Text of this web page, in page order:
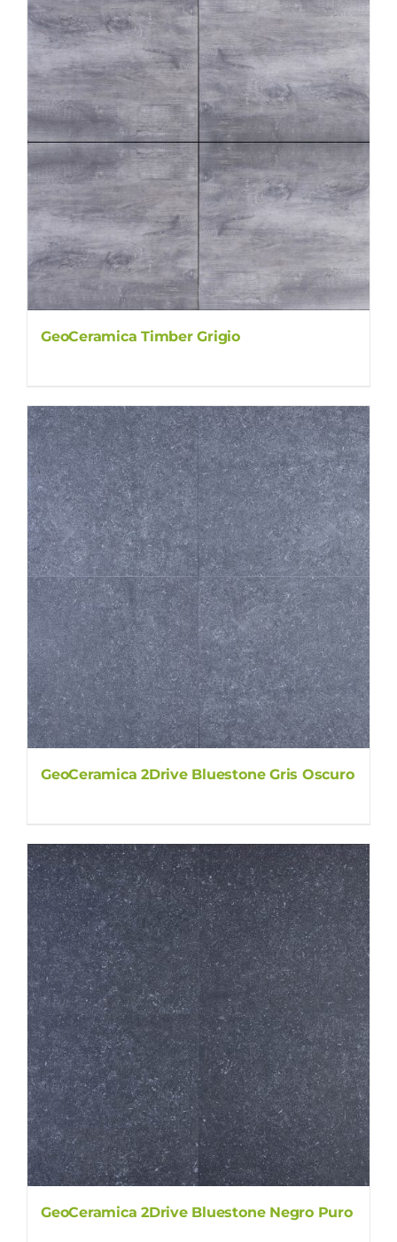
GeoCeramica Timber Grigio
GeoCeramica 2Drive Bluestone Gris Oscuro
GeoCeramica 2Drive Bluestone Negro Puro